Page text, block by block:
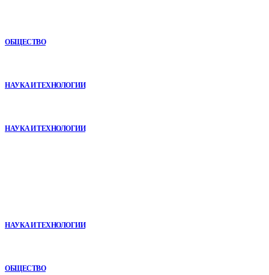
ОБЩЕСТВО
НАУКА И ТЕХНОЛОГИИ
НАУКА И ТЕХНОЛОГИИ
НАУКА И ТЕХНОЛОГИИ
ОБЩЕСТВО